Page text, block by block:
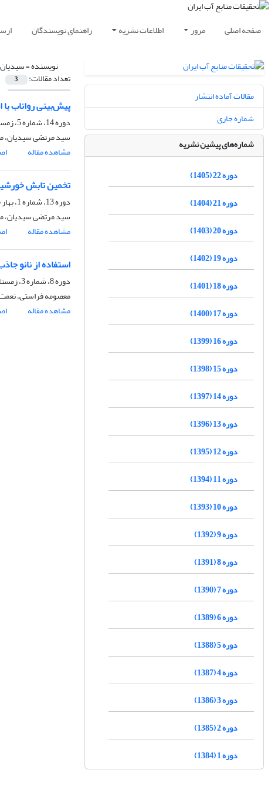
صفحه اصلی مرور اطلاعات نشریه راهنمای نویسندگان
نویسنده =
تعداد مقالات: 3
پیش‌بینی رواناب
دوره 14، شماره 5، زمستان 1397، صفحه
سید مرتضی سیدیان،
مشاهده مقاله
تخمین تابش
دوره 13، شماره 1، بهار 1396، صفحه
سید مرتضی سیدیان،
مشاهده مقاله
استفاده از نانو
دوره 8، شماره 3، زمستان 1391، صفحه
معصومه فراستی،
مشاهده مقاله
مقالات آماده انتشار
شماره جاری
شماره‌های پیشین نشریه
دوره 22 (1405)
دوره 21 (1404)
دوره 20 (1403)
دوره 19 (1402)
دوره 18 (1401)
دوره 17 (1400)
دوره 16 (1399)
دوره 15 (1398)
دوره 14 (1397)
دوره 13 (1396)
دوره 12 (1395)
دوره 11 (1394)
دوره 10 (1393)
دوره 9 (1392)
دوره 8 (1391)
دوره 7 (1390)
دوره 6 (1389)
دوره 5 (1388)
دوره 4 (1387)
دوره 3 (1386)
دوره 2 (1385)
دوره 1 (1384)